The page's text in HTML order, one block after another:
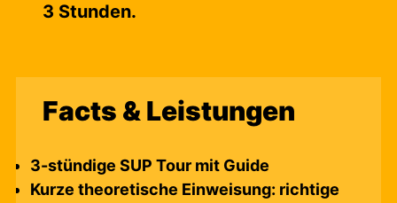
3 Stunden.
Facts & Leistungen
3-stündige SUP Tour mit Guide
Kurze theoretische Einweisung: richtige